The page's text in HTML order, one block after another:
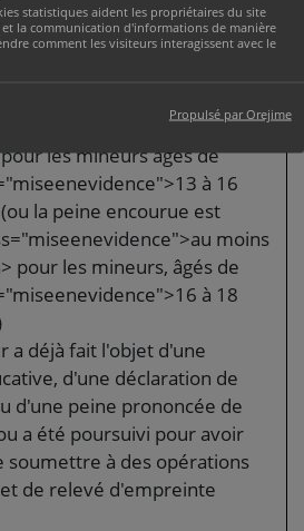
statistiques aident les propriétaires du site
et la communication d'informations de manière
comment les visiteurs interagissent avec le
Propulsé par Orejime
span>
est d'<span
moins 5
les mineurs âgés de
à 16
la peine encourue est
moins
pour les mineurs, âgés de
à 18
a déjà fait l'objet d'une
d'une déclaration de
d'une peine prononcée de
a été poursuivi pour avoir
soumettre à des opérations
de relevé d'empreinte